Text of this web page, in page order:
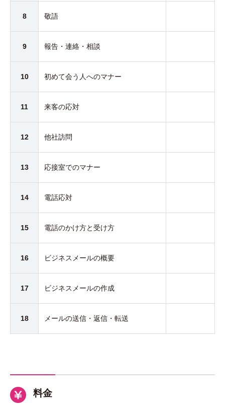
8 敬語
9 報告・連絡・相談
10 初めて会う人へのマナー
11 来客の応対
12 他社訪問
13 応接室でのマナー
14 電話応対
15 電話のかけ方と受け方
16 ビジネスメールの概要
17 ビジネスメールの作成
18 メールの送信・返信・転送
料金